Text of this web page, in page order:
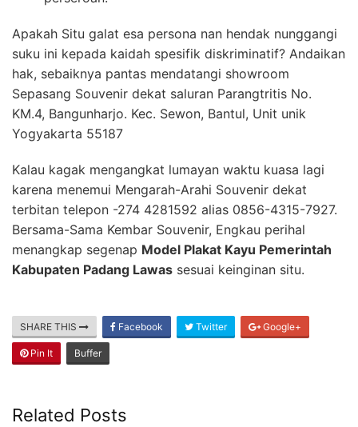
Apakah Situ galat esa persona nan hendak nunggangi
suku ini kepada kaidah spesifik diskriminatif? Andaikan
hak, sebaiknya pantas mendatangi showroom
Sepasang Souvenir dekat saluran Parangtritis No.
KM.4, Bangunharjo. Kec. Sewon, Bantul, Unit unik
Yogyakarta 55187
Kalau kagak mengangkat lumayan waktu kuasa lagi
karena menemui Mengarah-Arahi Souvenir dekat
terbitan telepon -274 4281592 alias 0856-4315-7927.
Bersama-Sama Kembar Souvenir, Engkau perihal
menangkap segenap Model Plakat Kayu Pemerintah
Kabupaten Padang Lawas sesuai keinginan situ.
SHARE THIS Facebook Twitter Google+
Pin It Buffer
Related Posts